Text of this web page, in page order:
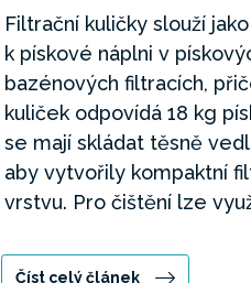
Filtrační kuličky slouží
k pískové náplni v
bazénových filtracích,
kuliček odpovídá 18 kg
se mají skládat těsně
aby vytvořily kompaktní
vrstvu. Pro čištění lze
pračce.
Číst celý článek